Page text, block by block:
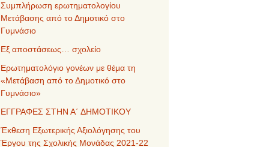
Συμπλήρωση ερωτηματολογίου
Μετάβασης από το Δημοτικό στο
Γυμνάσιο
Εξ αποστάσεως… σχολείο
Ερωτηματολόγιο γονέων με θέμα τη
«Μετάβαση από το Δημοτικό στο
Γυμνάσιο»
ΕΓΓΡΑΦΕΣ ΣΤΗΝ Α΄ ΔΗΜΟΤΙΚΟΥ
Έκθεση Εξωτερικής Αξιολόγησης του
Έργου της Σχολικής Μονάδας 2021-22